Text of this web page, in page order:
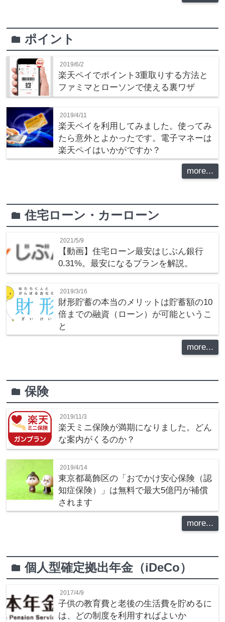
folderポイント
2019/6/2
楽天ペイでポイント3重取りする方法と
ファミマとローソンで使える裏ワザ
2019/4/11
楽天ペイを利用してみました。使ってみ
たら意外とよかったです。電子マネーは
楽天ペイはいかがですか？
more...
folder住宅ローン・カーローン
2021/5/9
【動画】住宅ローン最安はじぶん銀行
0.31%。最安になるプランを解説。
2019/3/16
財形貯蓄の本当のメリットは貯蓄額の10
倍までの融資（ローン）が可能というこ
と
more...
folder保険
2019/11/3
楽天ミニ保険が満期になりました。どん
な案内がくるのか？
2019/4/14
東京都葛飾区の「おでかけ安心保険（認
知症保険）」は無料で最大5億円が補償
されます
more...
folder個人型確定拠出年金（iDeCo）
2017/4/9
子供の教育費と老後の生活費を貯めるに
は、どの制度を利用すればよいか